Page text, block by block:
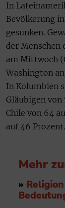
In
Bevölkerung
gesunken.
der Menschen
am Mittwoch
Washington
In Kolumbien
Gläubigen
Chile von 64
auf 46 Prozent.
Mehr
»